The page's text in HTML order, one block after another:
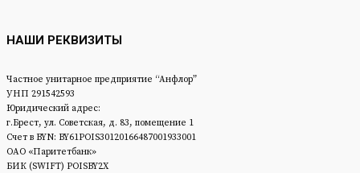
НАШИ РЕКВИЗИТЫ
Частное унитарное предприятие “Анфлор”
УНП 291542593
Юридический адрес:
г.Брест, ул. Советская, д. 83, помещение 1
Счет в BYN: BY61POIS30120166487001933001
ОАО «Паритетбанк»
БИК (SWIFT) POISBY2Х